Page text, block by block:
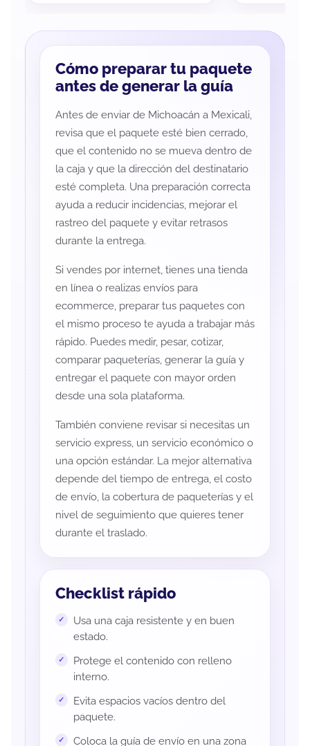
Cómo preparar tu paquete
antes de generar la guía
Antes de enviar de Michoacán a Mexicali,
revisa que el paquete esté bien cerrado,
que el contenido no se mueva dentro de
la caja y que la dirección del destinatario
esté completa. Una preparación correcta
ayuda a reducir incidencias, mejorar el
rastreo del paquete y evitar retrasos
durante la entrega.
Si vendes por internet, tienes una tienda
en línea o realizas envíos para
ecommerce, preparar tus paquetes con
el mismo proceso te ayuda a trabajar más
rápido. Puedes medir, pesar, cotizar,
comparar paqueterías, generar la guía y
entregar el paquete con mayor orden
desde una sola plataforma.
También conviene revisar si necesitas un
servicio express, un servicio económico o
una opción estándar. La mejor alternativa
depende del tiempo de entrega, el costo
de envío, la cobertura de paqueterías y el
nivel de seguimiento que quieres tener
durante el traslado.
Checklist rápido
Usa una caja resistente y en buen
estado.
Protege el contenido con relleno
interno.
Evita espacios vacíos dentro del
paquete.
Coloca la guía de envío en una zona